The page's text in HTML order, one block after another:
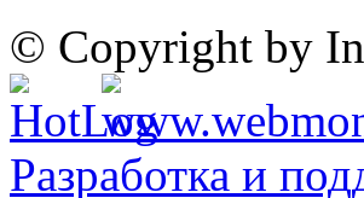
© Copyright by
Разработка и